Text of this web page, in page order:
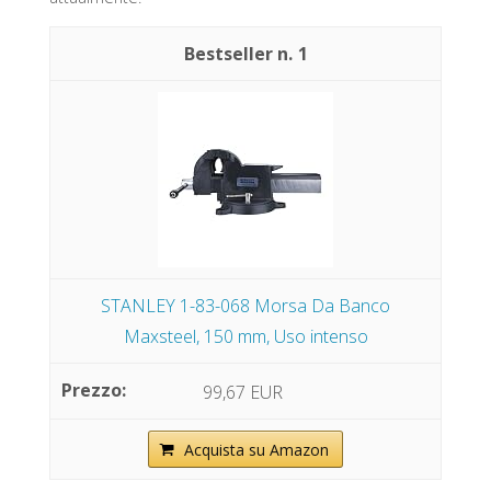
1
STANLEY 1-83-068 Morsa Da Banco
Maxsteel, 150 mm, Uso intenso
99,67 EUR
Acquista su Amazon